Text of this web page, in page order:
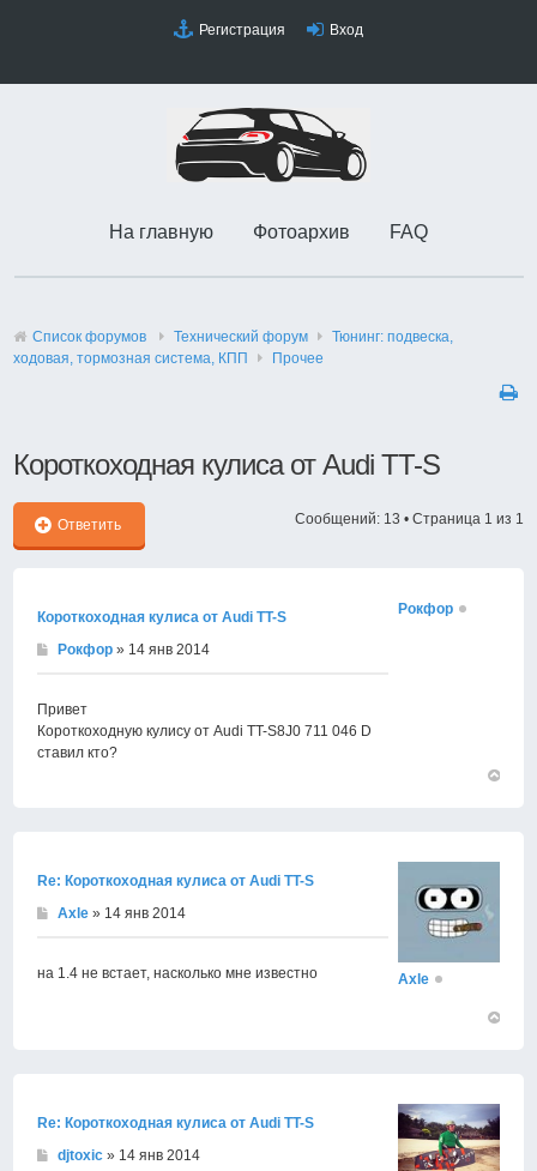
Регистрация Вход
На главную Фотоархив FAQ
Список форумов Технический форyм
Тюнинг: подвеска,
ходовая, тормозная система, КПП
Прочее
Короткоходная кулиса от Audi TT-S
Ответить Сообщений: 13 • Страница 1 из 1
Короткоходная кулиса от Audi TT-S
Рокфор » 14 янв 2014
Привет
Короткоходную кулису от Audi TT-S8J0 711 046 D
ставил кто?
Рокфор
Re: Короткоходная кулиса от Audi TT-S
Axle » 14 янв 2014
на 1.4 не встает, насколько мне известно Axle
Re: Короткоходная кулиса от Audi TT-S
djtoxic » 14 янв 2014